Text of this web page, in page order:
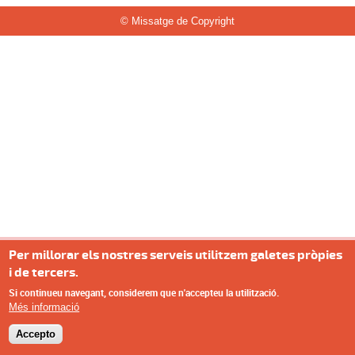
© Missatge de Copyright
Per millorar els nostres serveis utilitzem galetes pròpies
i de tercers.
Si continueu navegant, considerem que n'accepteu la utilització.
Més informació
Accepto